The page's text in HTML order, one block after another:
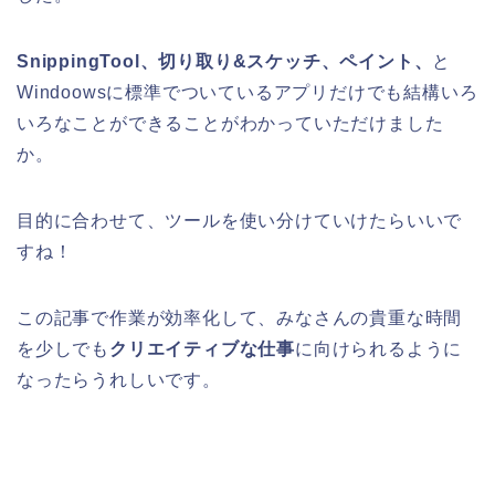
SnippingTool、切り取り&スケッチ、ペイント、 と
Windoowsに標準でついているアプリだけでも結構いろ
いろなことができることがわかっていただけました
か。
目的に合わせて、ツールを使い分けていけたらいいで
すね！
この記事で作業が効率化して、みなさんの貴重な時間
を少しでも クリエイティブな仕事に向けられるように
なったらうれしいです。